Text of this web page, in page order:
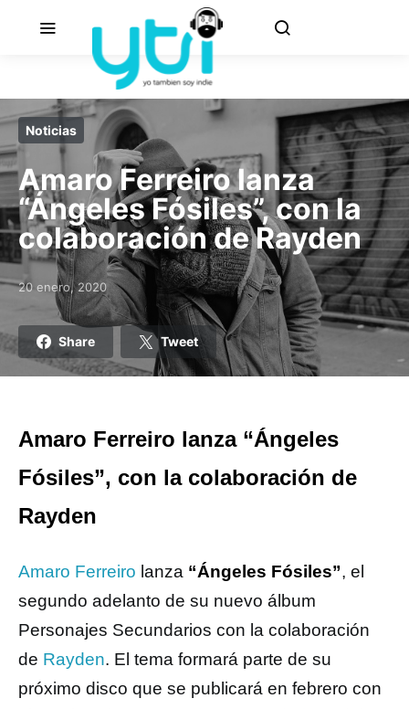
Noticias
Amaro Ferreiro lanza
“Ángeles Fósiles”, con la
colaboración de Rayden
Posted on
20 enero, 2020
Share Tweet
Amaro Ferreiro lanza “Ángeles
Fósiles”, con la colaboración de
Rayden
Amaro Ferreiro lanza “Ángeles Fósiles”, el
segundo adelanto de su nuevo álbum
Personajes Secundarios con la colaboración
de Rayden. El tema formará parte de su
próximo disco que se publicará en febrero con